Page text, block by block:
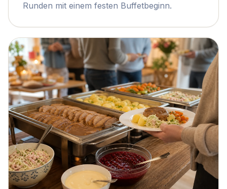
Runden mit einem festen Buffetbeginn.